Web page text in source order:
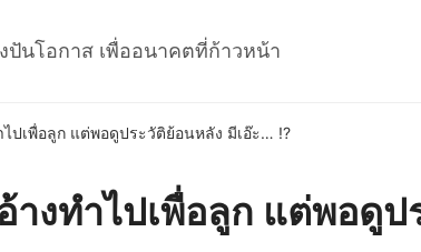
ปันโอกาส เพื่ออนาคตที่ก้าวหน้า
ปเพื่อลูก แต่พอดูประวัติย้อนหลัง มีเอ๊ะ… !?
งทำไปเพื่อลูก แต่พอดูป